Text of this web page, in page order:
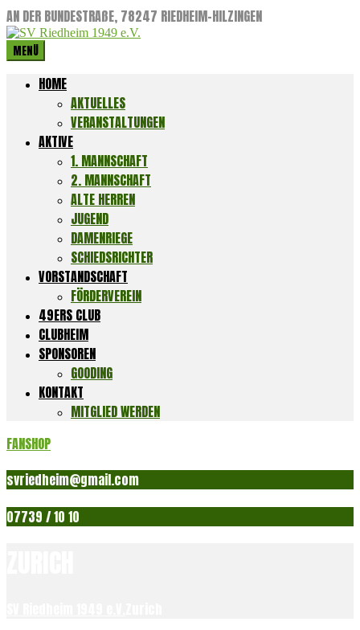
AN DER BUNDESTRAßE, 78247 RIEDHEIM-HILZINGEN
MENÜ
HOME
AKTUELLES
VERANSTALTUNGEN
AKTIVE
1. MANNSCHAFT
2. MANNSCHAFT
ALTE HERREN
JUGEND
DAMENRIEGE
SCHIEDSRICHTER
VORSTANDSCHAFT
FÖRDERVEREIN
49ERS CLUB
CLUBHEIM
SPONSOREN
GOODING
KONTAKT
MITGLIED WERDEN
FANSHOP
svriedheim@gmail.com
07739 / 10 10